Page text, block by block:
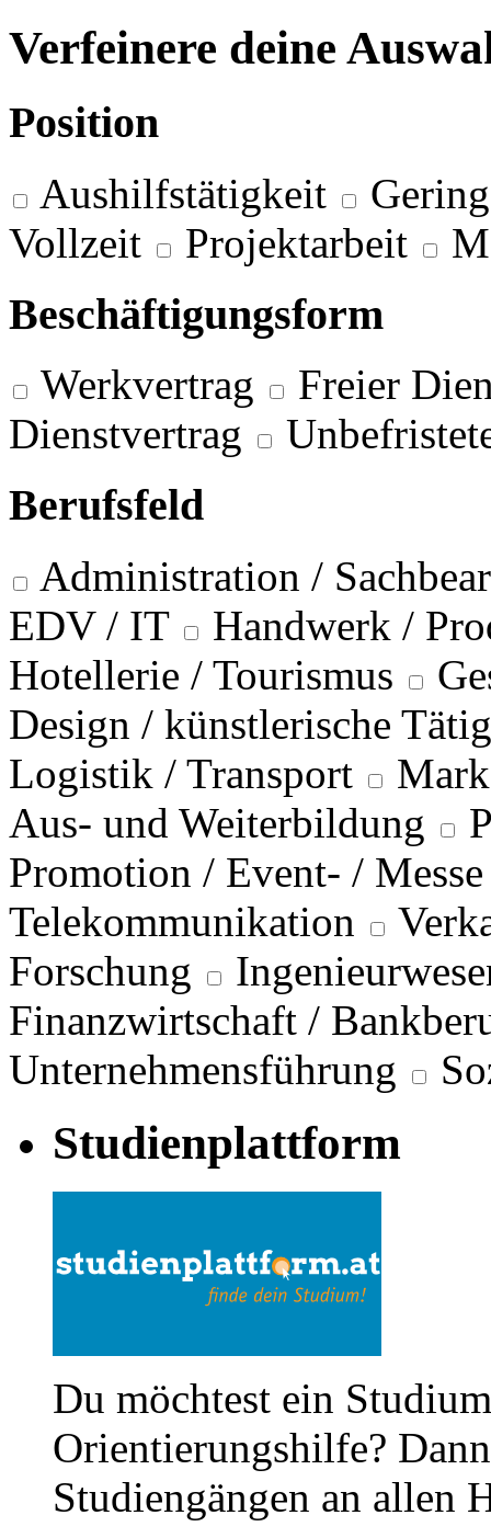
Verfeinere deine
Position
Aushilfstätigkeit
Vollzeit
Projektarbeit
Beschäftigungsform
Werkvertrag
Freier
Dienstvertrag
Berufsfeld
Administration /
EDV / IT
Handwerk /
Hotellerie / Tourismus
Design / künstlerische
Logistik / Transport
Aus- und Weiterbildung
Promotion / Event- / Messe
Telekommunikation
Forschung
Finanzwirtschaft /
Unternehmensführung
Studienplattform
Du möchtest ein
Orientierungshilfe?
Studiengängen an allen